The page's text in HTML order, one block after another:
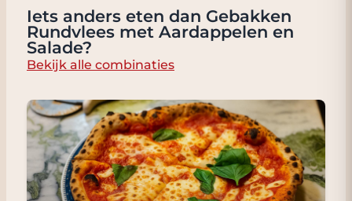
Iets anders eten dan Gebakken
Rundvlees met Aardappelen en
Salade?
Bekijk alle combinaties